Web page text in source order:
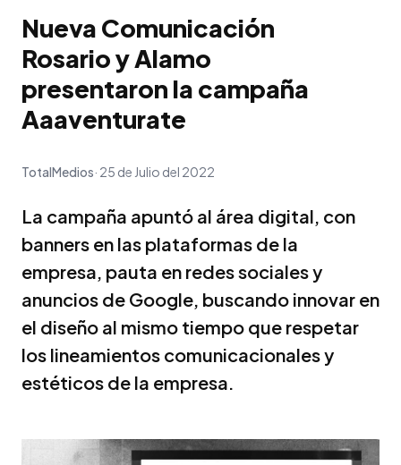
Nueva Comunicación
Rosario y Alamo
presentaron la campaña
Aaaventurate
TotalMedios 25 de Julio del 2022
La campaña apuntó al área digital, con
banners en las plataformas de la
empresa, pauta en redes sociales y
anuncios de Google, buscando innovar en
el diseño al mismo tiempo que respetar
los lineamientos comunicacionales y
estéticos de la empresa.